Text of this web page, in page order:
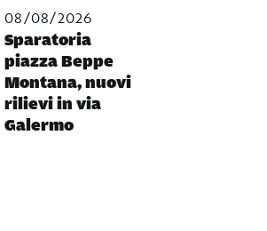
08/08/2026
Sparatoria
piazza Beppe
Montana, nuovi
rilievi in via
Galermo